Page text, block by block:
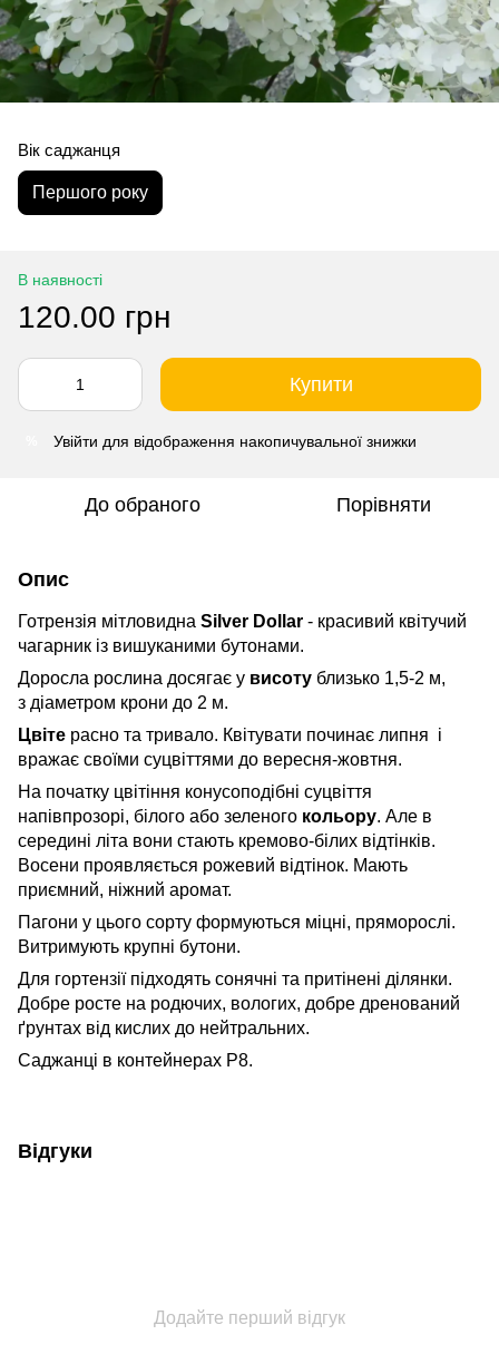
Вік саджанця
Першого року
В наявності
120.00 грн
Купити
Увійти для відображення накопичувальної знижки
До обраного Порівняти
Опис
Готрензія мітловидна Silver Dollar - красивий квітучий
чагарник із вишуканими бутонами.
Доросла рослина досягає у висоту близько 1,5-2 м,
з діаметром крони до 2 м.
Цвіте расно та тривало. Квітувати починає липня і
вражає своїми суцвіттями до вересня-жовтня.
На початку цвітіння конусоподібні суцвіття
напівпрозорі, білого або зеленого кольору. Але в
середині літа вони стають кремово-білих відтінків.
Восени проявляється рожевий відтінок. Мають
приємний, ніжний аромат.
Пагони у цього сорту формуються міцні, пряморослі.
Витримують крупні бутони.
Для гортензії підходять сонячні та притінені ділянки.
Добре росте на родючих, вологих, добре дренований
ґрунтах від кислих до нейтральних.
Саджанці в контейнерах Р8.
Відгуки
Додайте перший відгук